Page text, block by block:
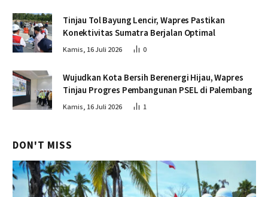
Tinjau Tol Bayung Lencir, Wapres Pastikan
Konektivitas Sumatra Berjalan Optimal
Kamis, 16 Juli 2026 0
Wujudkan Kota Bersih Berenergi Hijau, Wapres
Tinjau Progres Pembangunan PSEL di Palembang
Kamis, 16 Juli 2026 1
DON'T MISS